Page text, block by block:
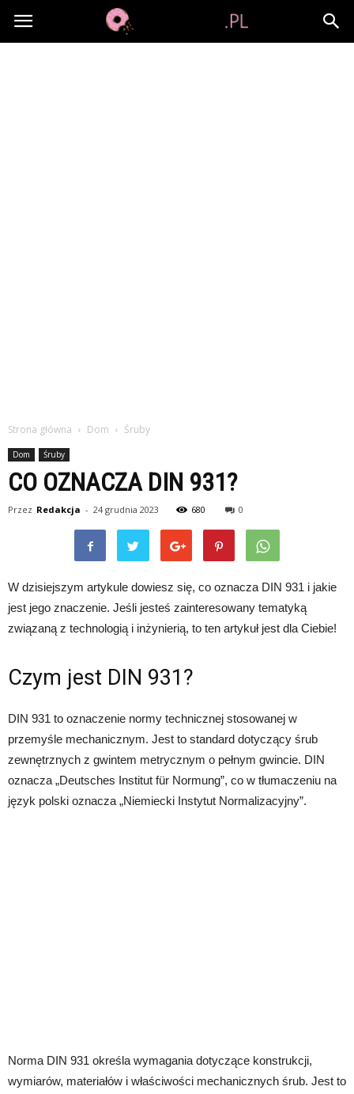
Jami-
Strona główna Dom Śruby
Dom Śruby
CO OZNACZA DIN 931?
Przez Redakcja - 24 grudnia 2023 680 0
W dzisiejszym artykule dowiesz się, co oznacza DIN 931 i jakie
jest jego znaczenie. Jeśli jesteś zainteresowany tematyką
związaną z technologią i inżynierią, to ten artykuł jest dla Ciebie!
Czym jest DIN 931?
DIN 931 to oznaczenie normy technicznej stosowanej w
przemyśle mechanicznym. Jest to standard dotyczący śrub
zewnętrznych z gwintem metrycznym o pełnym gwincie. DIN
oznacza „Deutsches Institut für Normung”, co w tłumaczeniu na
język polski oznacza „Niemiecki Instytut Normalizacyjny”.
Norma DIN 931 określa wymagania dotyczące konstrukcji,
wymiarów, materiałów i właściwości mechanicznych śrub. Jest to